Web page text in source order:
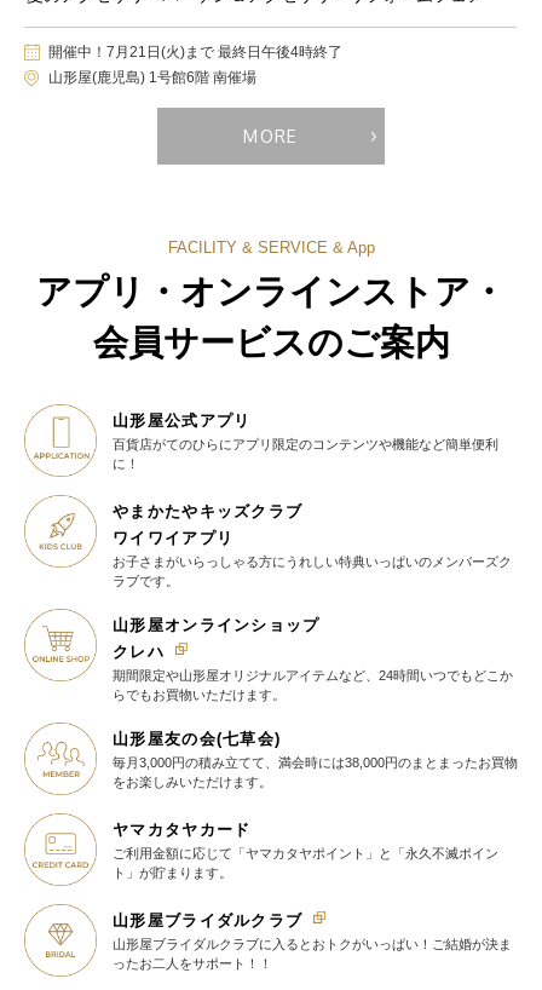
開催中！7月21日(火)まで 最終日午後4時終了
山形屋(鹿児島) 1号館6階 南催場
MORE
FACILITY & SERVICE & App
アプリ・オンラインストア・
会員サービスのご案内
山形屋公式アプリ
百貨店がてのひらにアプリ限定のコンテンツや機能など簡単便利
に！
やまかたやキッズクラブ
ワイワイアプリ
お子さまがいらっしゃる方に うれしい特典いっぱいのメンバーズク
ラブです。
山形屋オンラインショップ
クレハ
期間限定や山形屋オリジナルアイテムなど、24時間いつでもどこか
らでもお買物いただけます。
山形屋友の会(七草会)
毎月3,000円の積み立てて、満会時には38,000円のまとまったお買物
をお楽しみいただけます。
ヤマカタヤカード
ご利用金額に応じて 「ヤマカタヤポイント」と
「永久不滅ポイン
ト」が貯まります。
山形屋ブライダルクラブ
山形屋ブライダルクラブに入ると おトクがいっぱい！ ご結婚が決ま
ったお二人をサポート！！